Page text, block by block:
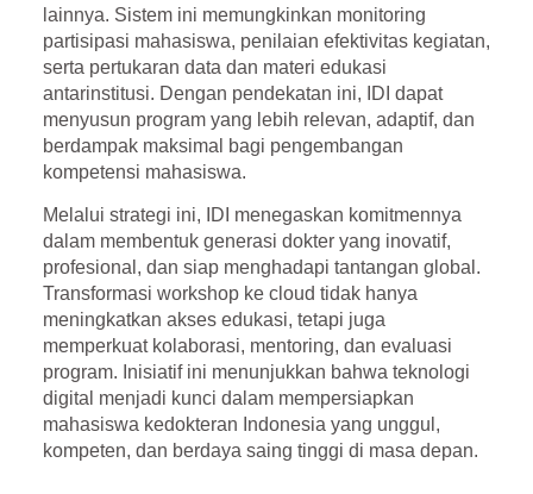
lainnya. Sistem ini memungkinkan monitoring
partisipasi mahasiswa, penilaian efektivitas kegiatan,
serta pertukaran data dan materi edukasi
antarinstitusi. Dengan pendekatan ini, IDI dapat
menyusun program yang lebih relevan, adaptif, dan
berdampak maksimal bagi pengembangan
kompetensi mahasiswa.
Melalui strategi ini, IDI menegaskan komitmennya
dalam membentuk generasi dokter yang inovatif,
profesional, dan siap menghadapi tantangan global.
Transformasi workshop ke cloud tidak hanya
meningkatkan akses edukasi, tetapi juga
memperkuat kolaborasi, mentoring, dan evaluasi
program. Inisiatif ini menunjukkan bahwa teknologi
digital menjadi kunci dalam mempersiapkan
mahasiswa kedokteran Indonesia yang unggul,
kompeten, dan berdaya saing tinggi di masa depan.